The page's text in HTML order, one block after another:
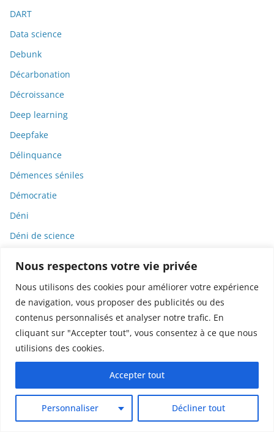
Nous respectons votre vie privée
Nous utilisons des cookies pour améliorer votre expérience
de navigation, vous proposer des publicités ou des
contenus personnalisés et analyser notre trafic. En
cliquant sur "Accepter tout", vous consentez à ce que nous
utilisions des cookies.
Personnaliser Décliner tout
Accepter tout
DART
Data science
Debunk
Décarbonation
Décroissance
Deep learning
Deepfake
Délinquance
Démences séniles
Démocratie
Déni
Déni de science
Dénutrition
Déontologie
Dépression
Dérives sectaires